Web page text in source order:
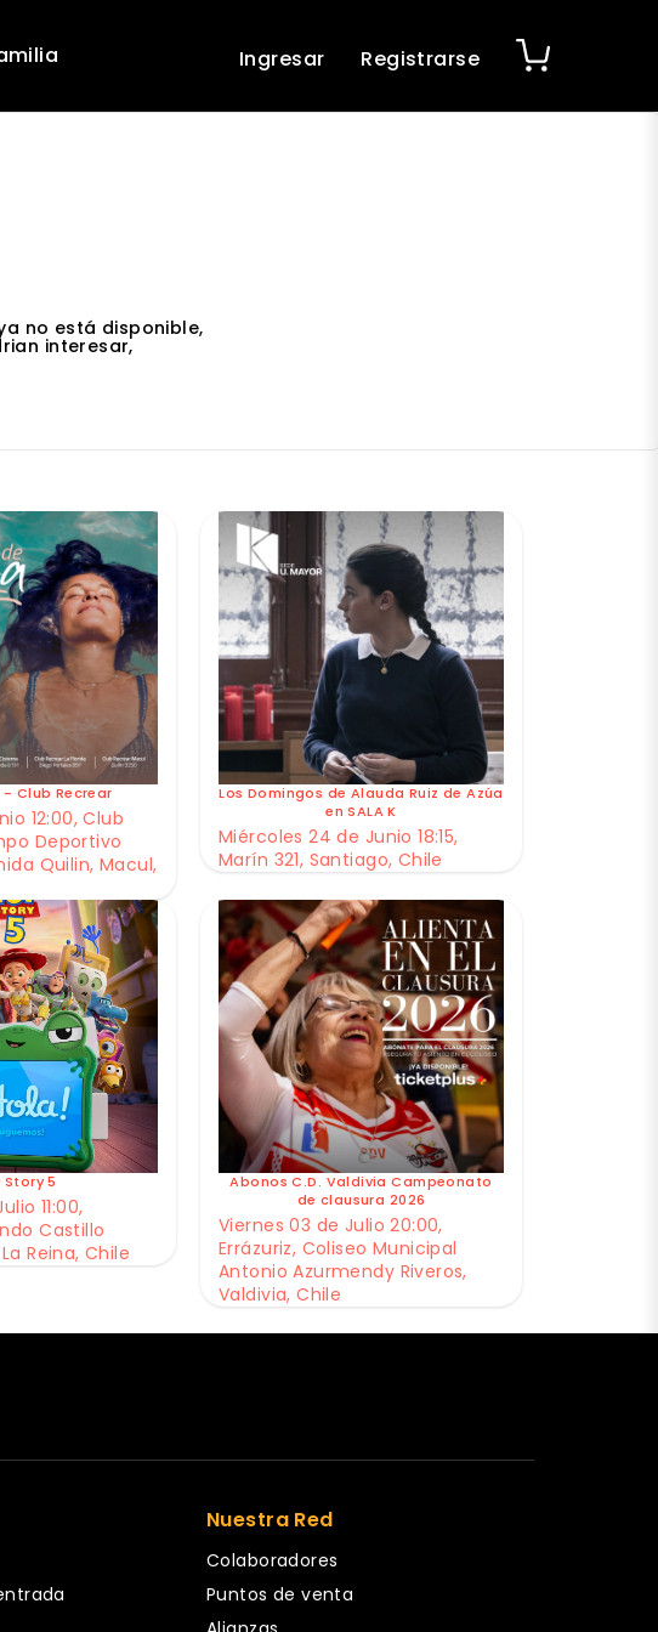
Ingresar Registrarse
no está disponible,
interesar,
Club Recrear
12:00, Club
Deportivo
Quilin, Macul,
Los Domingos de Alauda Ruiz de Azúa
en SALA K
Miércoles 24 de Junio 18:15,
Marín 321, Santiago, Chile
Story 5
11:00,
Castillo
Reina, Chile
Abonos C.D. Valdivia Campeonato
de clausura 2026
Viernes 03 de Julio 20:00,
Errázuriz, Coliseo Municipal
Antonio Azurmendy Riveros,
Valdivia, Chile
Nuestra Red
Colaboradores
Puntos de venta